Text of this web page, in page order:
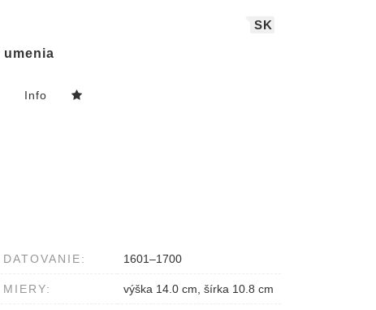
SK
umenia
Info
DATOVANIE: 1601–1700
MIERY: výška 14.0 cm, šírka 10.8 cm